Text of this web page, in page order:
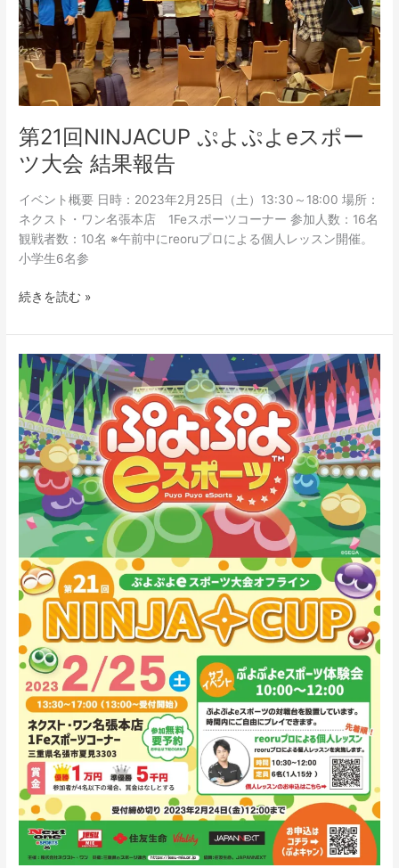
第21回NINJACUP ぷよぷよeスポー
ツ大会 結果報告
イベント概要 日時：2023年2月25日（土）13:30～18:00 場所：
ネクスト・ワン名張本店 1Feスポーツコーナー 参加人数：16名
観戦者数：10名 ※午前中にreoruプロによる個人レッスン開催。
小学生6名参
よ
ぷ
よ
e
ス
ポ
ー
ツ
大
結
果
報
告
続きを読む »
第
21
回
NINJA
CUP
ぷ
よ
ぷ
よ
ス
ポ
ー
ツ
大
会